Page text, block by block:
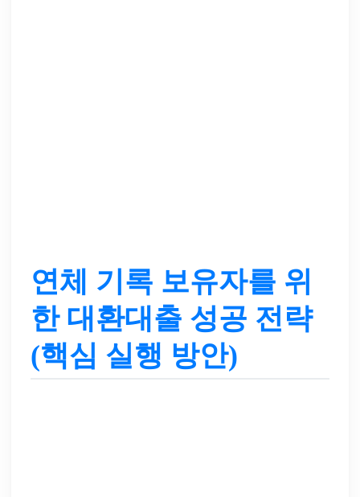
연체 기록 보유자를 위
한 대환대출 성공 전략
(핵심 실행 방안)